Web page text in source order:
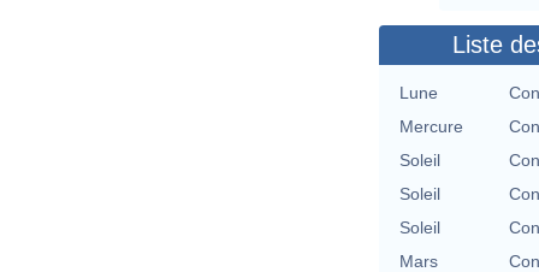
Liste
Lune
Mercure
Soleil
Soleil
Soleil
Mars